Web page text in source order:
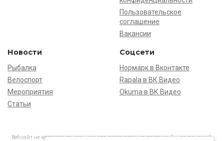
Пользовательское
соглашение
Вакансии
Новости
Рыбалка
Велоспорт
Мероприятия
Статьи
Соцсети
Нормарк в Вконтакте
Rapala в ВК Видео
Okuma в ВК Видео
Веб-сайт не является основанием для предъявления претензий и рекламаций,